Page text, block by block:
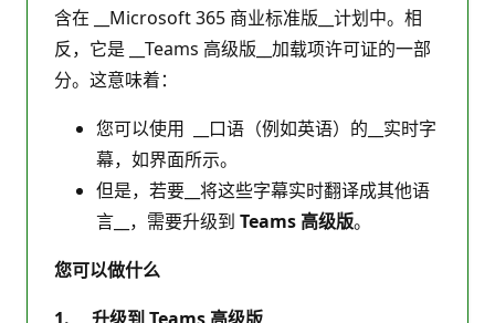
含在 __Microsoft 365 商业标准版__计划中。相
反，它是 __Teams 高级版__加载项许可证的一部
分。这意味着：
您可以使用 __口语（例如英语）的__实时字
幕，如界面所示。
但是，若要__将这些字幕实时翻译成其他语
言__，需要升级到 Teams 高级版。
您可以做什么
1. 升级到 Teams 高级版